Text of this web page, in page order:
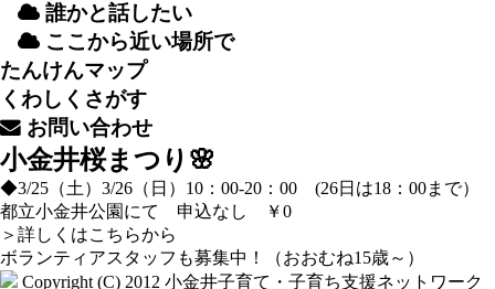
誰かと話したい
ここから近い場所で
たんけんマップ
くわしくさがす
お問い合わせ
小金井桜まつり🌸
◆3/25（土）3/26（日）10：00-20：00 (26日は18：00まで）
都立小金井公園にて 申込なし ￥0
＞ 詳しくはこちらから
ボランティアスタッフも募集中！（おおむね15歳～）
Copyright (C) 2012 小金井子育て・子育ち支援ネットワーク